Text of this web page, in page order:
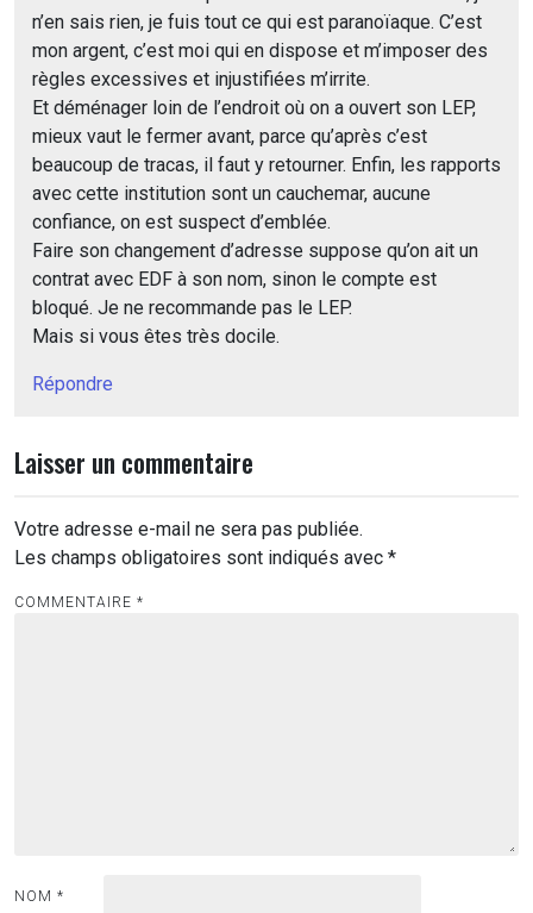
n’en sais rien, je fuis tout ce qui est paranoïaque. C’est
mon argent, c’est moi qui en dispose et m’imposer des
règles excessives et injustifiées m’irrite.
Et déménager loin de l’endroit où on a ouvert son LEP,
mieux vaut le fermer avant, parce qu’après c’est
beaucoup de tracas, il faut y retourner. Enfin, les rapports
avec cette institution sont un cauchemar, aucune
confiance, on est suspect d’emblée.
Faire son changement d’adresse suppose qu’on ait un
contrat avec EDF à son nom, sinon le compte est
bloqué. Je ne recommande pas le LEP.
Mais si vous êtes très docile.
Répondre
Laisser un commentaire
Votre adresse e-mail ne sera pas publiée.
Les champs obligatoires sont indiqués avec *
COMMENTAIRE *
NOM *